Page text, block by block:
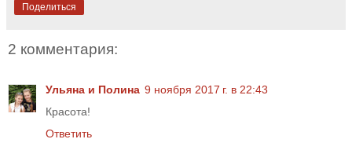
Поделиться
2 комментария:
Ульяна и Полина 9 ноября 2017 г. в 22:43
Красота!
Ответить